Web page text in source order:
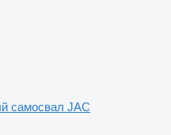
самосвал JAC